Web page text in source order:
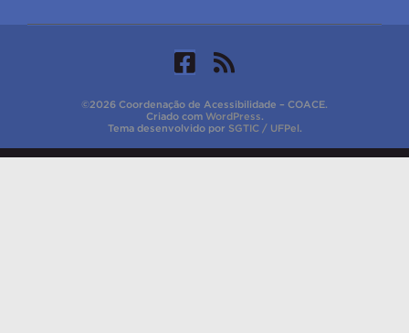
©2026 Coordenação de Acessibilidade – COACE.
Criado com WordPress.
Tema desenvolvido por SGTIC / UFPel.